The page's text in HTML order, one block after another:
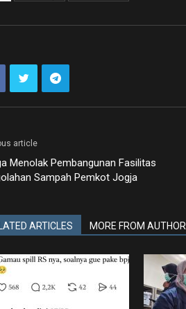
article
Menolak Pembangunan Fasilitas
Sampah Pemkot Jogja
ARTICLES MORE FROM AUTHOR